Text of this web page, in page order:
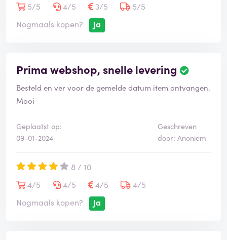
5/5
4/5 3/5
5/5
Nogmaals kopen?
Ja
Prima webshop, snelle levering
Besteld en ver voor de gemelde datum item ontvangen.
Mooi
Geplaatst op:
09-01-2024
Geschreven
door: Anoniem
8 / 10
4/5
4/5 4/5
4/5
Nogmaals kopen?
Ja